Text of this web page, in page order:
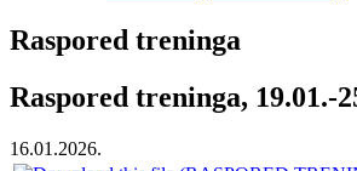
Raspored treninga
Raspored treninga, 19.01.-
16.01.2026.